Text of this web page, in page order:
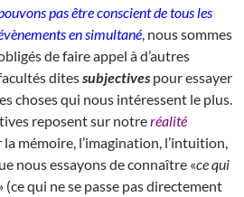
pas être conscient de tous les
en simultané , nous sommes
de faire appel à d’autres
ditessubjectives pour essayer
choses qui nous intéressent le plus.
reposent sur notreréalité
la mémoire, l’imagination, l’intuition,
nous essayons de connaître «ce qui
(ce qui ne se passe pas directement